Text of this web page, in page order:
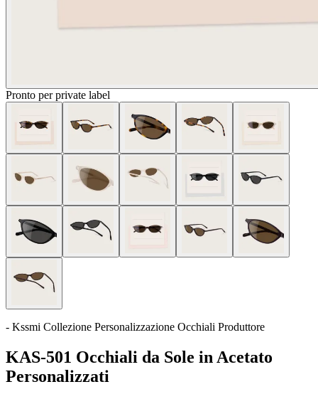
Pronto per private label
- Kssmi Collezione Personalizzazione Occhiali Produttore
KAS-501 Occhiali da Sole in Acetato
Personalizzati